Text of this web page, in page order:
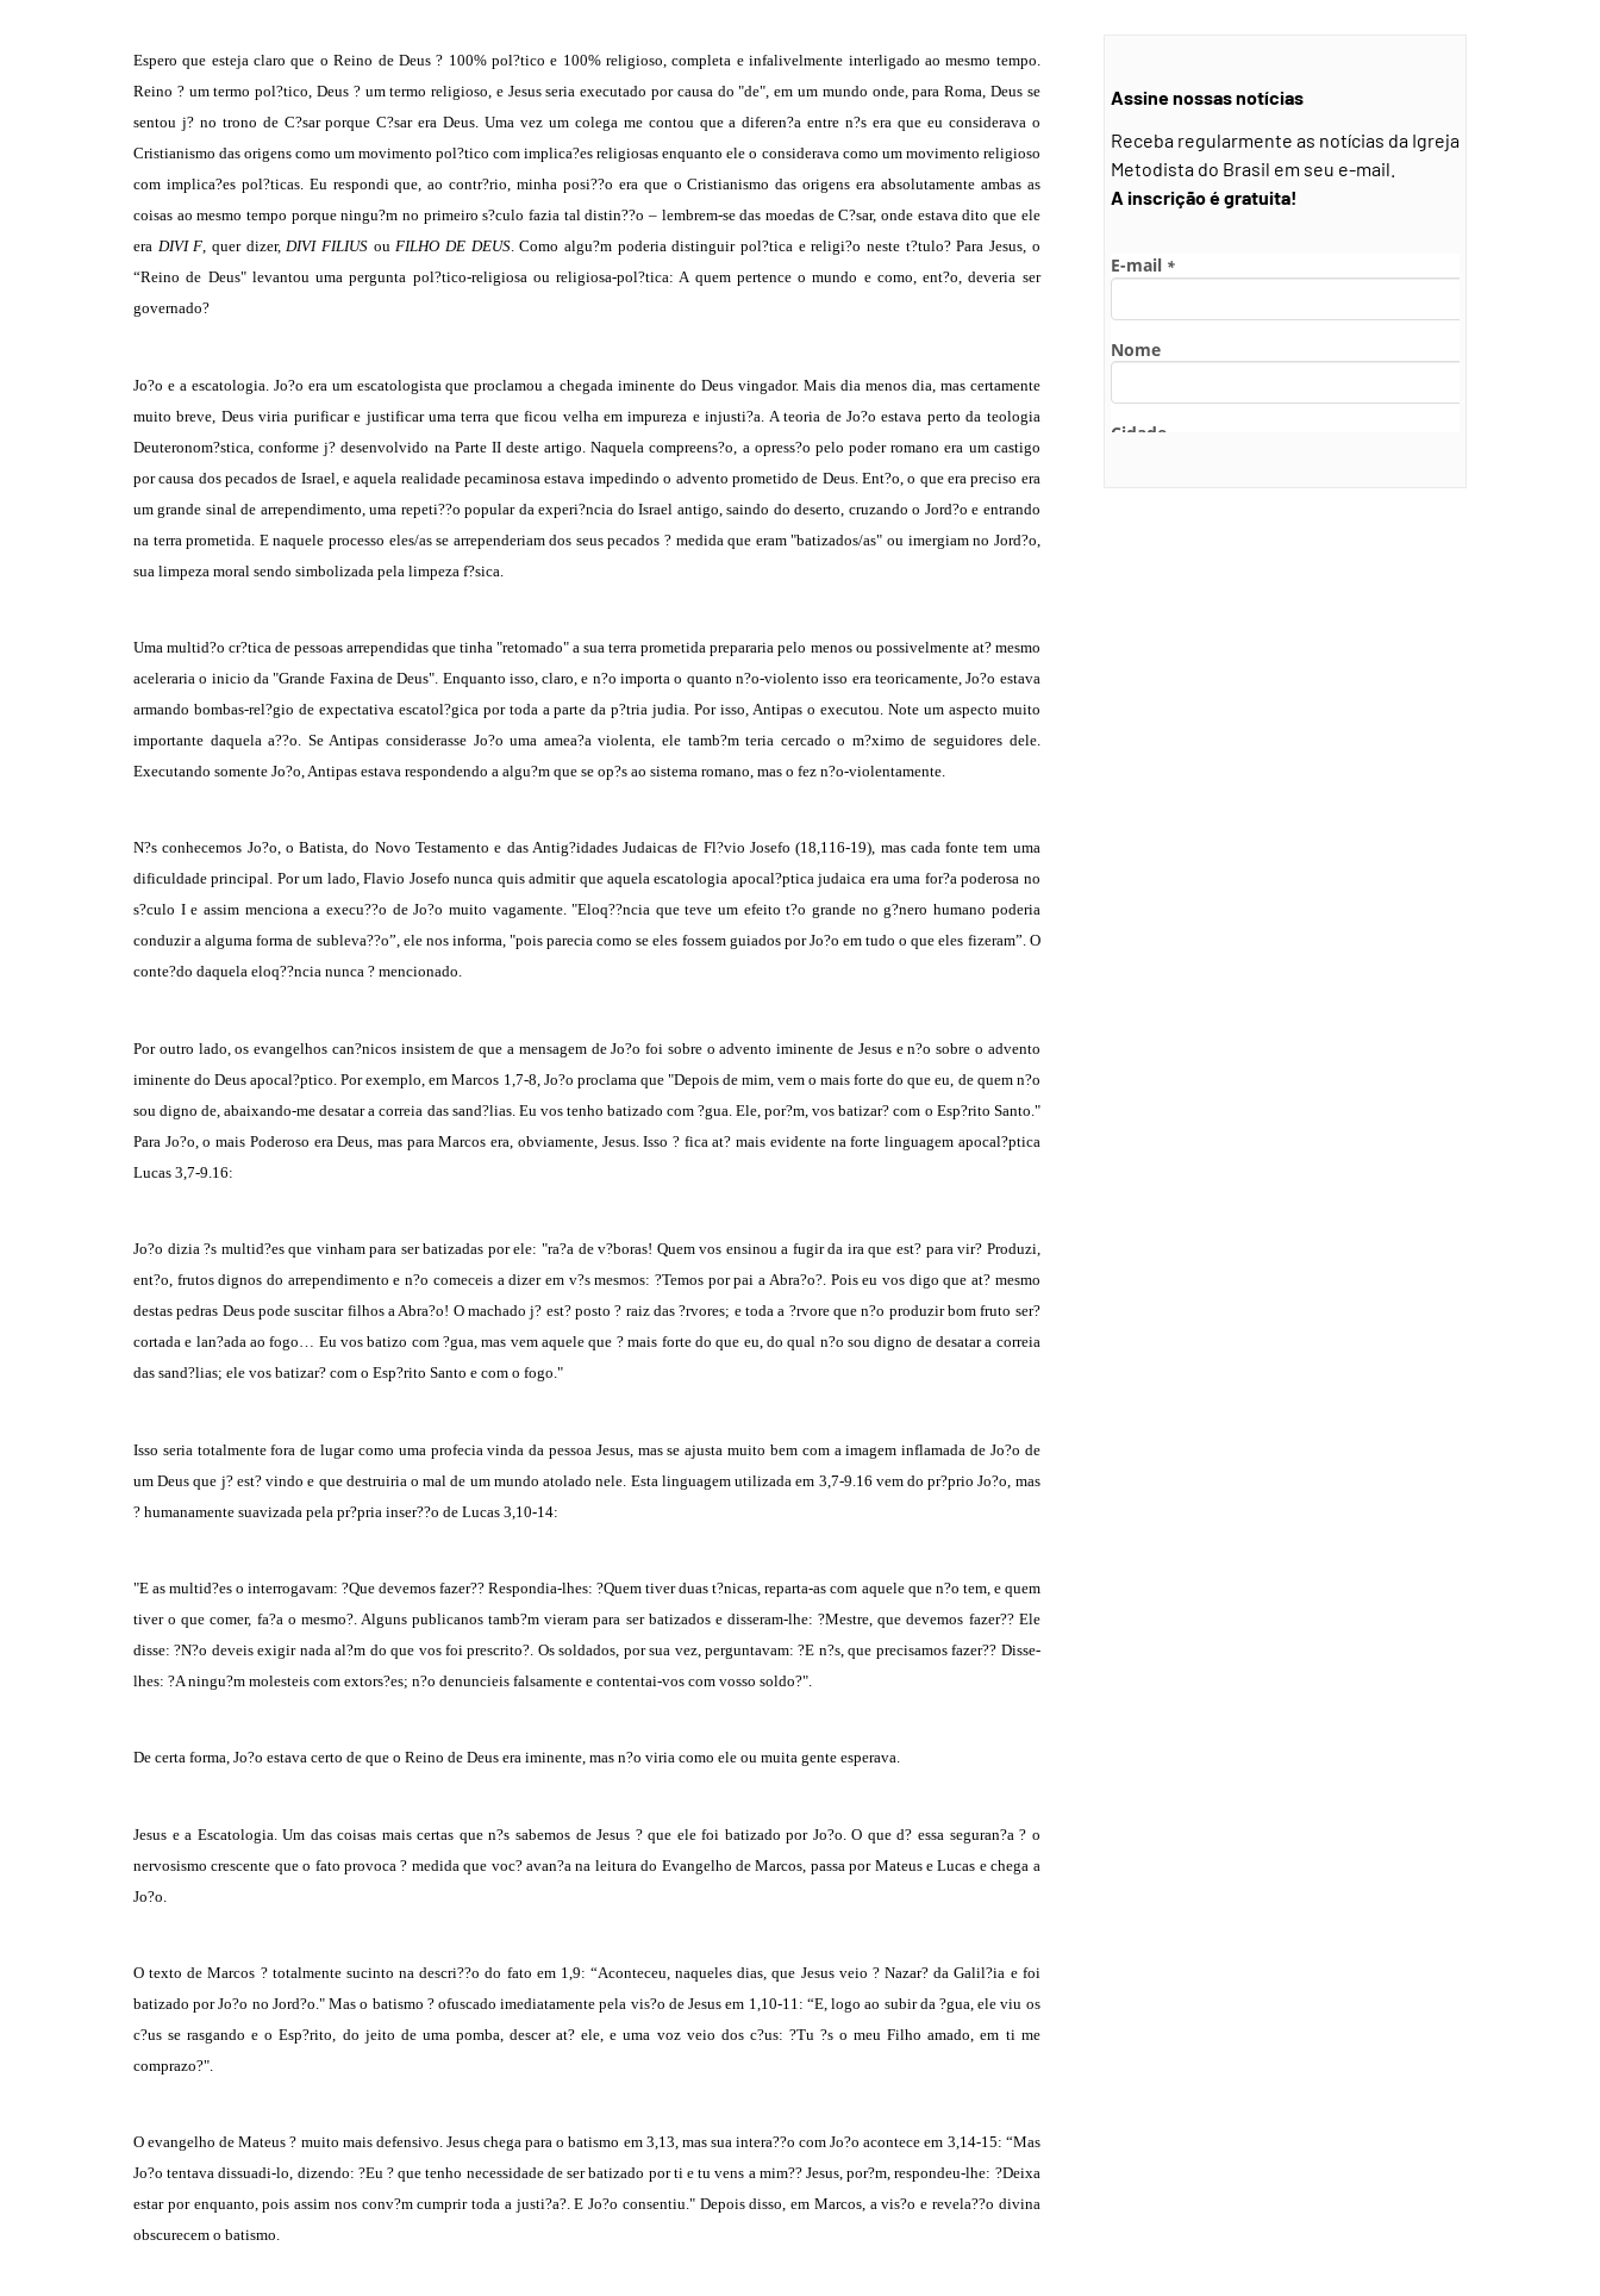
Espero que esteja claro que o Reino de Deus ? 100% pol?tico e 100% religioso, completa e infalivelmente interligado ao mesmo tempo.
Reino ? um termo pol?tico, Deus ? um termo religioso, e Jesus seria executadopor causa do "de", em um mundo onde, para Roma, Deus se
sentou j? no trono de C?sar porque C?sar era Deus. Uma vez um colega me contou que a diferen?a entre n?s era que eu considerava o
Cristianismo das origens como um movimento pol?tico com implica?es religiosas enquanto ele o considerava como um movimento religioso
com implica?es pol?ticas. Eu respondi que, ao contr?rio, minha posi??o era que o Cristianismo das origens era absolutamente ambas as
coisas ao mesmo tempo porque ningu?m no primeiro s?culo fazia tal distin??o – lembrem-se das moedas de C?sar, onde estava dito que ele
era DIVI F, quer dizer,DIVI FILIUS ouFILHO DE DEUS. Como algu?m poderia distinguir pol?tica e religi?o neste t?tulo? Para Jesus, o
“Reino de Deus" levantou uma pergunta pol?tico-religiosa ou religiosa-pol?tica: A quem pertence o mundo e como, ent?o, deveria ser
governado?
Jo?o e a escatologia. Jo?o era um escatologista que proclamou a chegada iminente do Deus vingador. Mais dia menos dia, mas certamente
muito breve, Deus viria purificar e justificar uma terra que ficou velha em impureza e injusti?a. A teoria de Jo?o estava perto da teologia
Deuteronom?stica, conforme j? desenvolvido na Parte II deste artigo. Naquela compreens?o, a opress?o pelo poder romano era um castigo
por causa dos pecados de Israel, e aquela realidade pecaminosa estava impedindo o advento prometido de Deus. Ent?o, o que era preciso era
um grande sinal de arrependimento, uma repeti??o popular da experi?ncia do Israel antigo, saindo do deserto, cruzando o Jord?o e entrando
na terra prometida. E naquele processo eles/as se arrependeriam dos seus pecados ? medida que eram "batizados/as" ou imergiam no Jord?o,
sua limpeza moral sendo simbolizada pela limpeza f?sica.
Uma multid?o cr?tica de pessoas arrependidas que tinha "retomado" a sua terra prometida prepararia pelo menos ou possivelmente at? mesmo
aceleraria o inicio da "Grande Faxina de Deus". Enquanto isso, claro, e n?o importa o quanto n?o-violento isso era teoricamente, Jo?o estava
armando bombas-rel?gio de expectativa escatol?gica por toda a parte da p?tria judia. Por isso, Antipas o executou. Note um aspecto muito
importante daquela a??o. Se Antipas considerasse Jo?o uma amea?a violenta, ele tamb?m teria cercado o m?ximo de seguidores dele.
Executando somente Jo?o, Antipas estava respondendo a algu?m que se op?s ao sistema romano, mas o fez n?o-violentamente.
N?s conhecemos Jo?o, o Batista, do Novo Testamento e das Antig?idades Judaicas de Fl?vio Josefo (18,116-19), mas cada fonte tem uma
dificuldade principal. Por um lado, Flavio Josefo nunca quis admitir que aquela escatologia apocal?ptica judaica era uma for?a poderosa no
s?culo I e assim menciona a execu??o de Jo?o muito vagamente. "Eloq??ncia que teve um efeito t?o grande no g?nero humano poderia
conduzir a alguma forma de subleva??o”, ele nos informa, "pois parecia como se eles fossem guiados por Jo?o em tudo o que eles fizeram”. O
conte?do daquela eloq??ncia nunca ? mencionado.
Por outro lado, os evangelhos can?nicos insistem de que a mensagem de Jo?o foi sobre o advento iminente de Jesus e n?o sobre o advento
iminente do Deus apocal?ptico. Por exemplo, em Marcos 1,7-8, Jo?o proclama que "Depois de mim, vem o mais forte do que eu, de quem n?o
sou digno de, abaixando-me desatar a correia das sand?lias. Eu vos tenho batizado com ?gua. Ele, por?m, vos batizar? com o Esp?rito Santo."
Para Jo?o, o mais Poderoso era Deus, mas para Marcos era, obviamente, Jesus. Isso ? fica at? mais evidente na forte linguagem apocal?ptica
Lucas 3,7-9.16:
Jo?o dizia ?s multid?es que vinham para ser batizadas por ele: "ra?a de v?boras! Quem vos ensinou a fugir da ira que est? para vir? Produzi,
ent?o, frutos dignos do arrependimento e n?o comeceis a dizer em v?s mesmos: ?Temos por pai a Abra?o?. Pois eu vos digo que at? mesmo
destas pedras Deus pode suscitar filhos a Abra?o! O machado j? est? posto ? raiz das ?rvores; e toda a ?rvore que n?o produzir bom fruto ser?
cortada e lan?ada ao fogo… Eu vos batizo com ?gua, mas vem aquele que ? mais forte do que eu, do qual n?o sou digno de desatar a correia
das sand?lias; ele vos batizar? com o Esp?rito Santo e com o fogo."
Isso seria totalmente fora de lugar como uma profecia vinda da pessoa Jesus, mas se ajusta muito bem com a imagem inflamada de Jo?o de
um Deus que j? est? vindo e que destruiria o mal de um mundo atolado nele. Esta linguagem utilizada em 3,7-9.16 vem do pr?prio Jo?o, mas
? humanamente suavizada pela pr?pria inser??o de Lucas 3,10-14:
"E as multid?es o interrogavam: ?Que devemos fazer?? Respondia-lhes: ?Quem tiver duas t?nicas, reparta-as com aquele que n?o tem, e quem
tiver o que comer, fa?a o mesmo?. Alguns publicanos tamb?m vieram para ser batizados e disseram-lhe: ?Mestre, que devemos fazer?? Ele
disse: ?N?o deveis exigir nada al?m do que vos foi prescrito?. Os soldados, por sua vez, perguntavam: ?E n?s, que precisamos fazer?? Disse-
lhes: ?A ningu?m molesteis com extors?es; n?o denuncieis falsamente e contentai-vos com vosso soldo?".
De certa forma, Jo?o estava certo de que o Reino de Deus era iminente, mas n?o viria como ele ou muita gente esperava.
Jesus e a Escatologia. Um das coisas mais certas que n?s sabemos de Jesus ? que ele foi batizado por Jo?o. O que d? essa seguran?a ? o
nervosismo crescente que o fato provoca ? medida que voc? avan?a na leitura do Evangelho de Marcos, passa por Mateus e Lucas e chega a
Jo?o.
O texto de Marcos ? totalmente sucinto na descri??o do fato em 1,9: “Aconteceu, naqueles dias, que Jesus veio ? Nazar? da Galil?ia e foi
batizado por Jo?o no Jord?o." Mas o batismo ? ofuscado imediatamente pela vis?o de Jesus em 1,10-11: “E, logo ao subir da ?gua, ele viu os
c?us se rasgando e o Esp?rito, do jeito de uma pomba, descer at? ele, e uma voz veio dos c?us: ?Tu ?s o meu Filho amado, em ti me
comprazo?".
O evangelho de Mateus ? muito mais defensivo. Jesus chega para o batismo em 3,13, mas sua intera??o com Jo?o acontece em 3,14-15: “Mas
Jo?o tentava dissuadi-lo, dizendo: ?Eu ? que tenho necessidade de ser batizado por ti e tu vens a mim?? Jesus, por?m, respondeu-lhe: ?Deixa
estar por enquanto, pois assim nos conv?m cumprir toda a justi?a?. E Jo?o consentiu." Depois disso, em Marcos, a vis?o e revela??o divina
obscurecem o batismo.
Assine nossas notícias
Receba regularmente as notícias da Igreja
Metodista do Brasil em seu e-mail.
A inscrição é gratuita!